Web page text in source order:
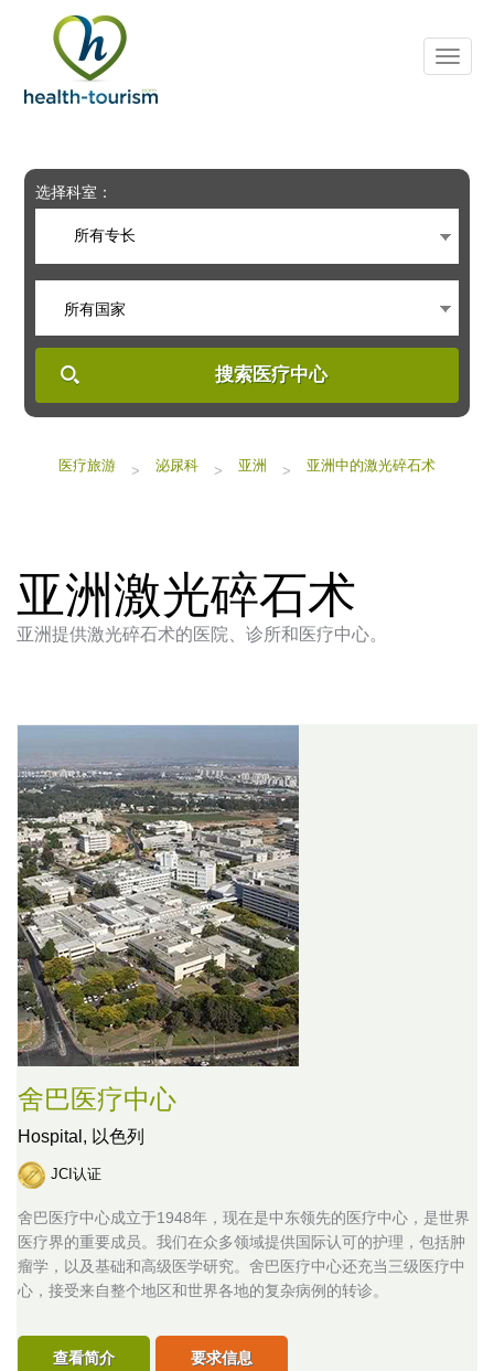
includes
system.
选择科室：
所有专长
所有国家
搜索医疗中心
医疗旅游 > 泌尿科 > 亚洲 > 亚洲中的激光碎石术
亚洲激光碎石术
亚洲提供激光碎石术的医院、诊所和医疗中心。
舍巴医疗中心
Hospital, 以色列
JCI认证
舍巴医疗中心成立于1948年，现在是中东领先的医疗中心，是世界
医疗界的重要成员。我们在众多领域提供国际认可的护理，包括肿
瘤学，以及基础和高级医学研究。舍巴医疗中心还充当三级医疗中
心，接受来自整个地区和世界各地的复杂病例的转诊。
查看简介 要求信息